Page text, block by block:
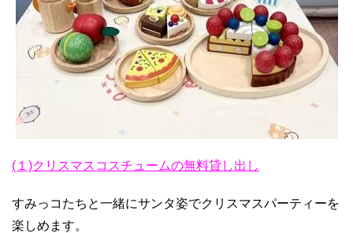
(１)クリスマスコスチュームの無料貸し出し
すみっコたちと一緒にサンタ姿でクリスマスパーティーを
楽しめます。